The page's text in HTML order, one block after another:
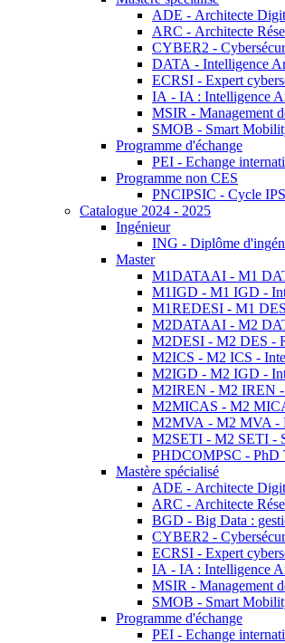
ADE - Architecte
ARC - Architecte
CYBER2 -
DATA - Intelligence
ECRSI - Expert
IA - IA : Intelligence
MSIR - Management
SMOB - Smart
Programme d'échange
PEI - Echange
Programme non CES
PNCIPSIC - Cycle
Catalogue 2024 - 2025
Ingénieur
ING - Diplôme
Master
M1DATAAI - M1
M1IGD - M1 IGD -
M1REDESI - M1
M2DATAAI - M2
M2DESI - M2 DES -
M2ICS - M2 ICS -
M2IGD - M2 IGD -
M2IREN - M2 IREN -
M2MICAS - M2
M2MVA - M2 MVA -
M2SETI - M2 SETI -
PHDCOMPSC - PhD
Mastère spécialisé
ADE - Architecte
ARC - Architecte
BGD - Big Data :
CYBER2 -
ECRSI - Expert
IA - IA : Intelligence
MSIR - Management
SMOB - Smart
Programme d'échange
PEI - Echange